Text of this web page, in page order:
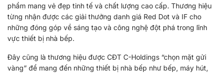
phẩm mang vẻ đẹp tinh tế và chất lượng cao cấp. Thương hiệu
từng nhận được các giải thưởng danh giá Red Dot và IF cho
những đóng góp về sáng tạo và công nghệ đột phá trong lĩnh
vực thiết bị nhà bếp.
Đây cũng là thương hiệu được CĐT C-Holdings “chọn mặt gửi
vàng” để mang đến những thiết bị nhà bếp như bếp, máy hút,